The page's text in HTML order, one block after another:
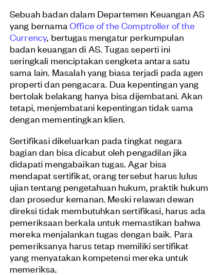
Sebuah badan dalam Departemen Keuangan AS
yang bernama Office of the Comptroller of the
Currency, bertugas mengatur perkumpulan
badan keuangan di AS. Tugas seperti ini
seringkali menciptakan sengketa antara satu
sama lain. Masalah yang biasa terjadi pada agen
properti dan pengacara. Dua kepentingan yang
bertolak belakang hanya bisa dijembatani. Akan
tetapi, menjembatani kepentingan tidak sama
dengan mementingkan klien.
Sertifikasi dikeluarkan pada tingkat negara
bagian dan bisa dicabut oleh pengadilan jika
didapati mengabaikan tugas. Agar bisa
mendapat sertifikat, orang tersebut harus lulus
ujian tentang pengetahuan hukum, praktik hukum
dan prosedur kemanan. Meski relawan dewan
direksi tidak membutuhkan sertifikasi, harus ada
pemeriksaan berkala untuk memastikan bahwa
mereka menjalankan tugas dengan baik. Para
pemeriksanya harus tetap memiliki sertifikat
yang menyatakan kompetensi mereka untuk
memeriksa.